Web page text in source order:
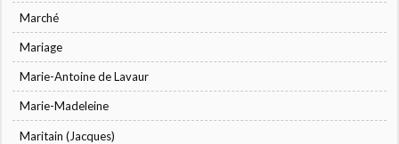
Marché
Mariage
Marie-Antoine de Lavaur
Marie-Madeleine
Maritain (Jacques)